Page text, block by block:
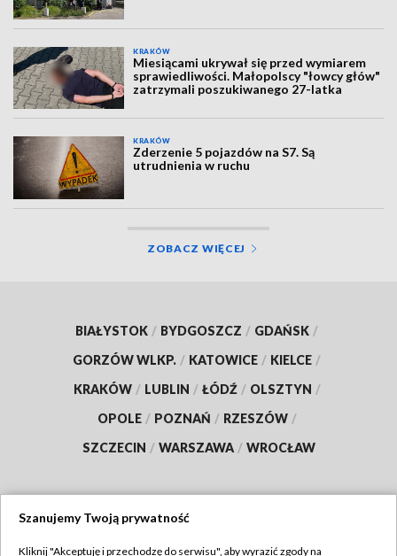
KRAKÓW
Miesiącami ukrywał się przed wymiarem
sprawiedliwości. Małopolscy "łowcy głów"
zatrzymali poszukiwanego 27-latka
KRAKÓW
Zderzenie 5 pojazdów na S7. Są
utrudnienia w ruchu
ZOBACZ WIĘCEJ
BIAŁYSTOK / BYDGOSZCZ / GDAŃSK /
GORZÓW WLKP. / KATOWICE / KIELCE /
KRAKÓW / LUBLIN / ŁÓDŹ / OLSZTYN /
OPOLE / POZNAŃ / RZESZÓW /
SZCZECIN / WARSZAWA / WROCŁAW
Szanujemy Twoją prywatność
Kliknij "Akceptuję i przechodzę do serwisu", aby wyrazić zgody na